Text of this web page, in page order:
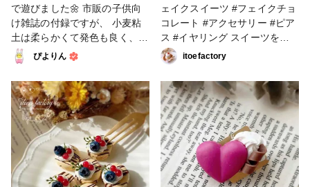
で遊びました🌼 市販の子供向
け雑誌の付録ですが、 小麦粘
土は柔らかくて発色も良く、
大人も十分に楽しめるクラフト
でした😆 フェイクスイーツを
作れる抜き型や 飾り棚がセッ
トになっていて、 娘たちは夢
中で遊んでいました✨ 私が子
供の頃は粘土を捏ねるだけで疲
れていましたが(笑)、 最初から
柔らかい粘土なら、創作意欲が
湧きますね😊 マカロン好きな
長女(小１)が作るフェイクマカ
ぴよりん
ェイクスイーツ #フェイクチョ
コレート #アクセサリー #ピア
ス #イヤリング スイーツをピ
アスやイヤリングにして下さ
い！って要望を頂きまたので作
ってみました♪ 普段作らないか
ら新鮮で楽しかったです♡♡♡
itoefactory